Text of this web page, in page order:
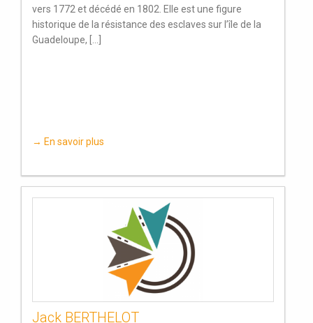
vers 1772 et décédé en 1802. Elle est une figure
historique de la résistance des esclaves sur l’île de la
Guadeloupe, [...]
→ En savoir plus
Jack BERTHELOT